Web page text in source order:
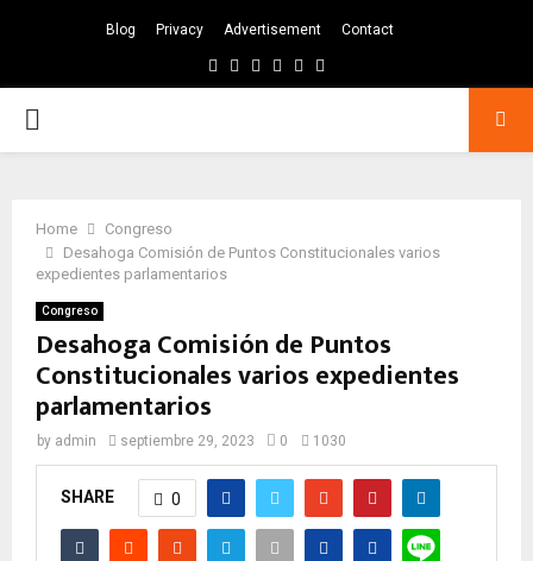
Blog Privacy Advertisement Contact
Facebook
TwitterInstagram
Pinterest
Google
PRIMARY
Home
Congreso
Desahoga Comisión de Puntos Constitucionales varios
expedientes parlamentarios
Congreso
Desahoga Comisión de Puntos
Constitucionales varios expedientes
parlamentarios
by admin septiembre 29, 2023 0 1030
SHARE 0